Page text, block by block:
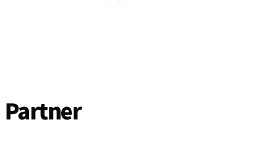
Partner